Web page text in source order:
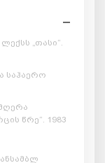
„თასი“.
საჰაერო
წრე“. 1983